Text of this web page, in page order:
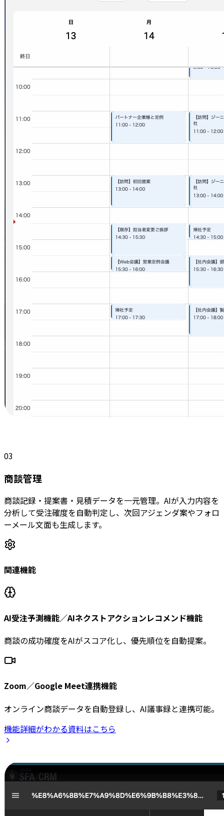
03
商談管理
商談記録・提案書・見積データを一元管理。AIが入力内容を
分析して受注確度を自動判定し、次回アジェンダ案やフォロ
ーメール文面も生成します。
関連機能
AI受注予測機能／AIネクストアクションレコメンド機能
商談の成功確度をAIがスコア化し、優先順位を自動提案。
Zoom／Google Meet連携機能
オンライン商談データを自動登録し、AI議事録と連携可能。
機能詳細がわかる資料はこちら